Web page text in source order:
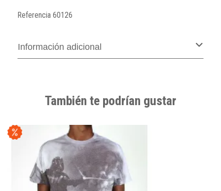
Referencia 60126
Información adicional
También te podrían gustar